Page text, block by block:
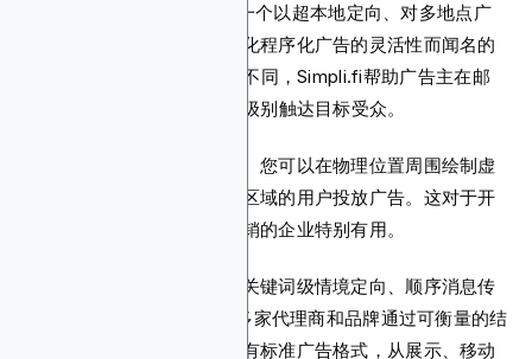
Simpli.fi成立于2010年，是一个以超本地定向、对多地点广
告活动的强大支持以及本地化程序化广告的灵活性而闻名的
DSP。与其他大型企业DSP不同，Simpli.fi帮助广告主在邮
政编码、社区甚至GPS坐标级别触达目标受众。
其最佳功能之一是地理围栏。您可以在物理位置周围绘制虚
拟边界，并向进入或离开该区域的用户投放广告。这对于开
展时效性促销或特定门店促销的企业特别有用。
这个程序化广告平台还允许关键词级情境定向、顺序消息传
递和重定向。它帮助2,000多家代理商和品牌通过可衡量的结
果最大化其相关性。支持所有标准广告格式，从展示、移动